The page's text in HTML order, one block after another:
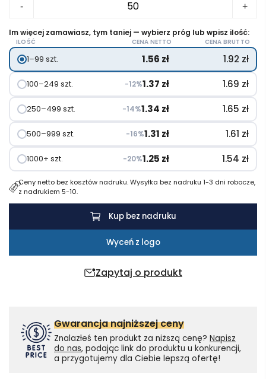
-
frisbee
RPET
+
Zapytaj o produkt
Im więcej zamawiasz, tym taniej — wybierz próg lub wpisz ilość:
ILOŚĆ CENA NETTO CENA BRUTTO
1–99 szt. 1.56 zł 1.92 zł
100–249 szt. −12%1.37 zł 1.69 zł
250–499 szt. −14%1.34 zł 1.65 zł
500–999 szt. −16%1.31 zł 1.61 zł
1000+ szt. −20%1.25 zł 1.54 zł
Ceny netto bez kosztów nadruku. Wysyłka bez nadruku 1-3 dni robocze,
z nadrukiem 5-10.
Kup bez nadruku
Wyceń z logo
Gwarancja najniższej ceny
Znalazłeś ten produkt za niższą cenę? Napisz
do nas, podając link do produktu u konkurencji,
a przygotujemy dla Ciebie lepszą ofertę!